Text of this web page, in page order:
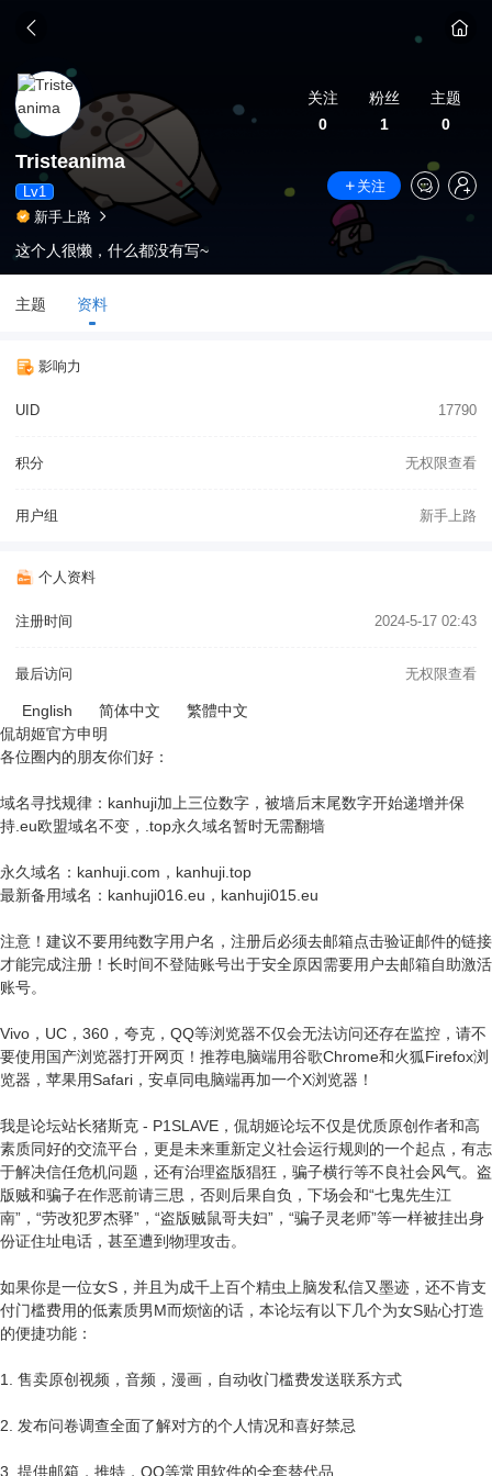
关注
0
粉丝
1
主题
0
Tristeanima
Lv1
关注
新手上路
这个人很懒，什么都没有写~
主题 资料
影响力
UID 17790
积分 无权限查看
用户组 新手上路
个人资料
注册时间 2024-5-17 02:43
最后访问 无权限查看
English 简体中文
繁體中文
侃胡姬官方申明
各位圈内的朋友你们好：
域名寻找规律：kanhuji加上三位数字，被墙后末尾数字开始递增并保
持.eu欧盟域名不变，.top永久域名暂时无需翻墙
永久域名：kanhuji.com，kanhuji.top
最新备用域名：kanhuji016.eu，kanhuji015.eu
注意！建议不要用纯数字用户名，注册后必须去邮箱点击验证邮件的链接
才能完成注册！长时间不登陆账号出于安全原因需要用户去邮箱自助激活
账号。
Vivo，UC，360，夸克，QQ等浏览器不仅会无法访问还存在监控，请不
要使用国产浏览器打开网页！推荐电脑端用谷歌Chrome和火狐Firefox浏
览器，苹果用Safari，安卓同电脑端再加一个X浏览器！
我是论坛站长猪斯克 - P1SLAVE，侃胡姬论坛不仅是优质原创作者和高
素质同好的交流平台，更是未来重新定义社会运行规则的一个起点，有志
于解决信任危机问题，还有治理盗版猖狂，骗子横行等不良社会风气。盗
版贼和骗子在作恶前请三思，否则后果自负，下场会和“七鬼先生江
南”，“劳改犯罗杰驿”，“盗版贼鼠哥夫妇”，“骗子灵老师”等一样被挂出身
份证住址电话，甚至遭到物理攻击。
如果你是一位女S，并且为成千上百个精虫上脑发私信又墨迹，还不肯支
付门槛费用的低素质男M而烦恼的话，本论坛有以下几个为女S贴心打造
的便捷功能：
1. 售卖原创视频，音频，漫画，自动收门槛费发送联系方式
2. 发布问卷调查全面了解对方的个人情况和喜好禁忌
3. 提供邮箱，推特，QQ等常用软件的全套替代品